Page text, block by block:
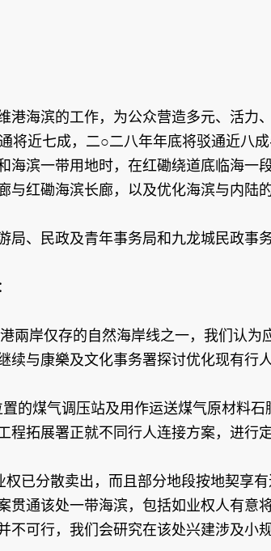
海滨的工作，为公众营造多元、活力
将近七成，二○二八年年底将驳通近八
滨一带用地时，在红磡绕道底临海一
红磡海滨长廊，以及优化海滨与内陆
民政及青年事务局和九龙城民政事务
兩岸仅存的自然海岸线之一，我们认
与康樂及文化事务署探讨优化现有行
的煤气调压站及用作运送煤气原材料
拓展署正就不同行人连接方案，进行
权已分散卖出，而且部分地段按地契享
通该处一带海滨，包括如业权人有意
可行，我们会研究在该处兴建涉及小